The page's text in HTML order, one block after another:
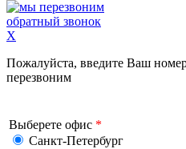
обратный звонок
X
Пожалуйста, введите Ваш
перезвоним
Выберете офис *
Санкт-Петербург